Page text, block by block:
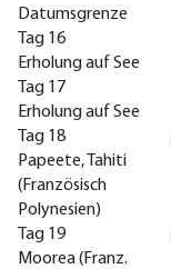
Datumsgrenze
Tag 16
Erholung auf See
Tag 17
Erholung auf See
Tag 18
Papeete, Tahiti
(Französisch
Polynesien)
Tag 19
Moorea (Franz.